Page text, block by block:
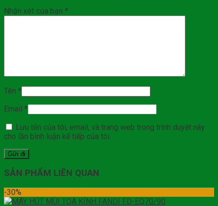
Nhận xét của bạn *
Tên *
Email *
Lưu tên của tôi, email, và trang web trong trình duyệt này
cho lần bình luận kế tiếp của tôi.
SẢN PHẨM LIÊN QUAN
-30%